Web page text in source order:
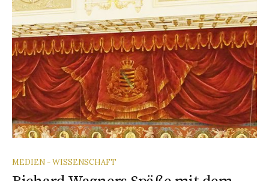
MEDIEN - WISSENSCHAFT